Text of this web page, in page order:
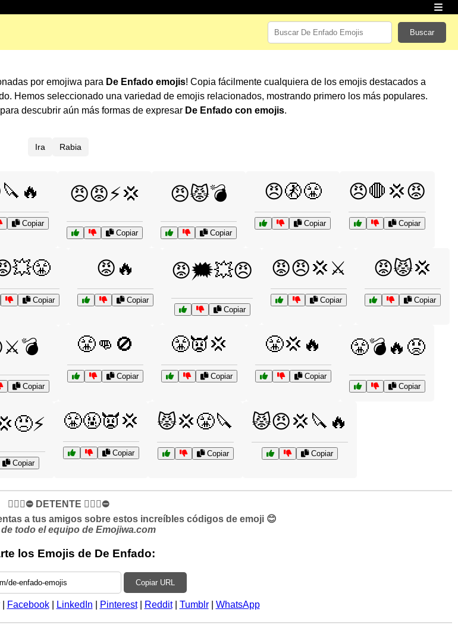
Buscar
por emojiwa para De Enfado emojis! Copia fácilmente cualquiera de los emojis destacados a
Hemos seleccionado una variedad de emojis relacionados, mostrando primero los más populares.
descubrir aún más formas de expresar De Enfado con emojis.
Ira Rabia
Copiar
😠😡⚡💢
Copiar
😠😾💣
Copiar
😠🚷😤
Copiar
😠🛑💢😡
Copiar
Copiar
😡🔥
Copiar
😡🗯️💥😠
Copiar
😡😠💢⚔️
Copiar
😡😾💢
Copiar
Copiar
😤👊🚫
Copiar
😤👿💢
Copiar
😤💢🔥
Copiar
😤💣🔥😡
Copiar
Copiar
😤🤬👿💢
Copiar
😾💢😤🔪
Copiar
😾😠💢🔪🔥
Copiar
✋🏻🛑⛔️ DETENTE ✋🏻🛑⛔️
a tus amigos sobre estos increíbles códigos de emoji 😊
todo el equipo de Emojiwa.com
los Emojis de De Enfado:
Copiar URL
| Facebook| LinkedIn Pinterest| Reddit| Tumblr| WhatsApp